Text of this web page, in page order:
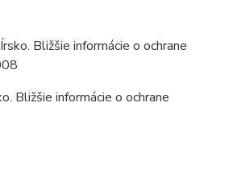
Bližšie informácie o ochrane
Bližšie informácie o ochrane